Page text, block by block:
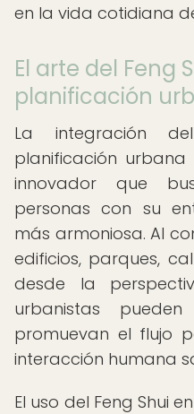
en la vida cotidiana
El arte del Feng
planificación
La integración
planificación
innovador que
personas con su
más armoniosa. Al
edificios, parques,
desde la
urbanistas
promuevan el flujo
interacción humana
El uso del Feng Shui